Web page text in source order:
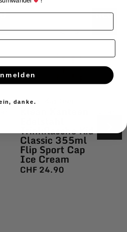
NEU
Klean Kanteen
Trinkflasche Kid
Classic 355ml
Flip Sport Cap
Ice Cream
CHF24.90
danke.